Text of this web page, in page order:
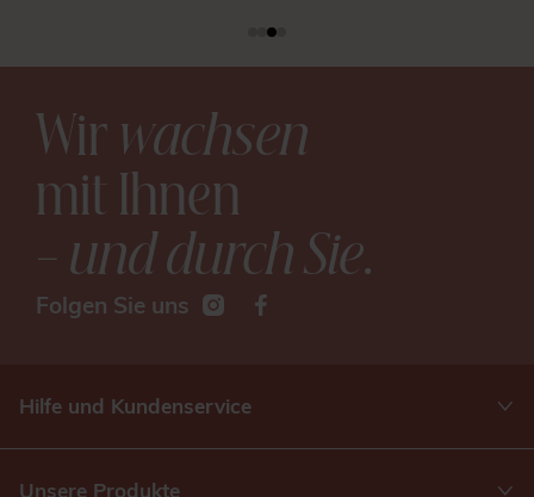
Wirwachsen
mit Ihnen
– und durch Sie.
Folgen Sie uns
Hilfe und Kundenservice
Unsere Produkte